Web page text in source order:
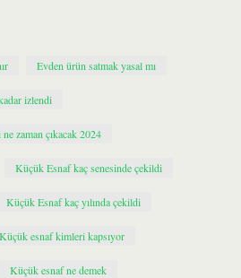
Evden ürün satmak yasal mı
izlendi
zaman çıkacak 2024
Küçük Esnaf kaç senesinde çekildi
Küçük Esnaf kaç yılında çekildi
Küçük esnaf kimleri kapsıyor
Küçük esnaf ne demek